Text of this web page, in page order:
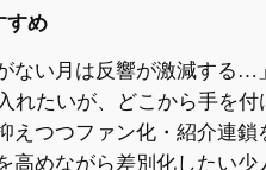
すめ
ない月は反響が激減する
れたいが、どこから手を
えつつファン化・紹介連鎖
高めながら差別化したい少